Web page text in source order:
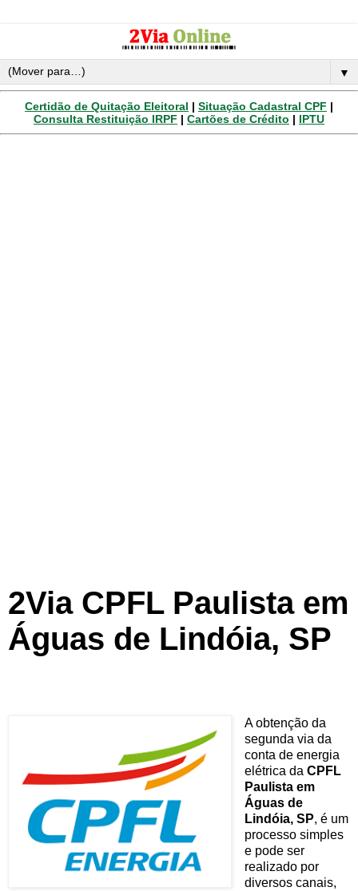
▼
Certidão de Quitação Eleitoral | Situação Cadastral CPF |
Consulta Restituição IRPF | Cartões de Crédito | IPTU
2Via CPFL Paulista em
Águas de Lindóia, SP
A obtenção da
segunda via da
conta de energia
elétrica da CPFL
Paulista em
Águas de
Lindóia, SP, é um
processo simples
e pode ser
realizado por
diversos canais,